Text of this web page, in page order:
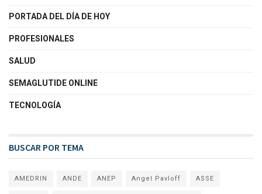
PORTADA DEL DÍA DE HOY
PROFESIONALES
SALUD
SEMAGLUTIDE ONLINE
TECNOLOGÍA
BUSCAR POR TEMA
AMEDRIN ANDE ANEP Angel Pavloff ASSE